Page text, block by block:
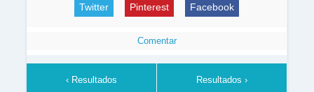
Twitter Pinterest Facebook
Comentar
‹ Resultados Resultados ›